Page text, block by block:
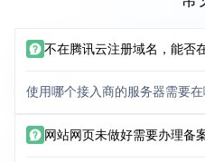
不在腾讯云注册域名，能否
使用哪个接入商的服务器需要
网站网页未做好需要办理备